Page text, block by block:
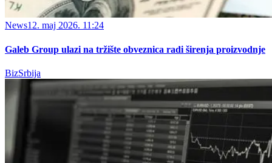
News12. maj 2026. 11:24
Galeb Group ulazi na tržište obveznica radi širenja proizvodnje
BizSrbija